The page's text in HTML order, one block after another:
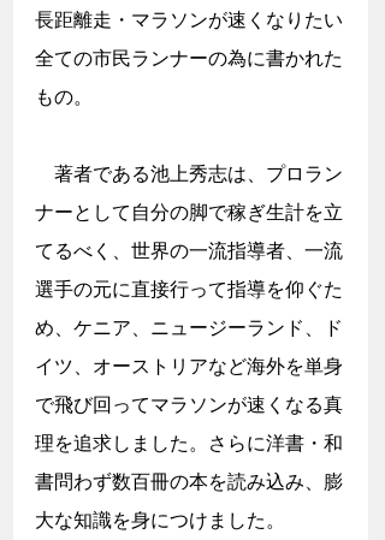
長距離走・マラソンが速くなりたい
全ての市民ランナーの為に書かれた
もの。
著者である池上秀志は、プロラン
ナーとして自分の脚で稼ぎ生計を立
てるべく、世界の一流指導者、一流
選手の元に直接行って指導を仰ぐた
め、ケニア、ニュージーランド、ド
イツ、オーストリアなど海外を単身
で飛び回ってマラソンが速くなる真
理を追求しました。さらに洋書・和
書問わず数百冊の本を読み込み、膨
大な知識を身につけました。